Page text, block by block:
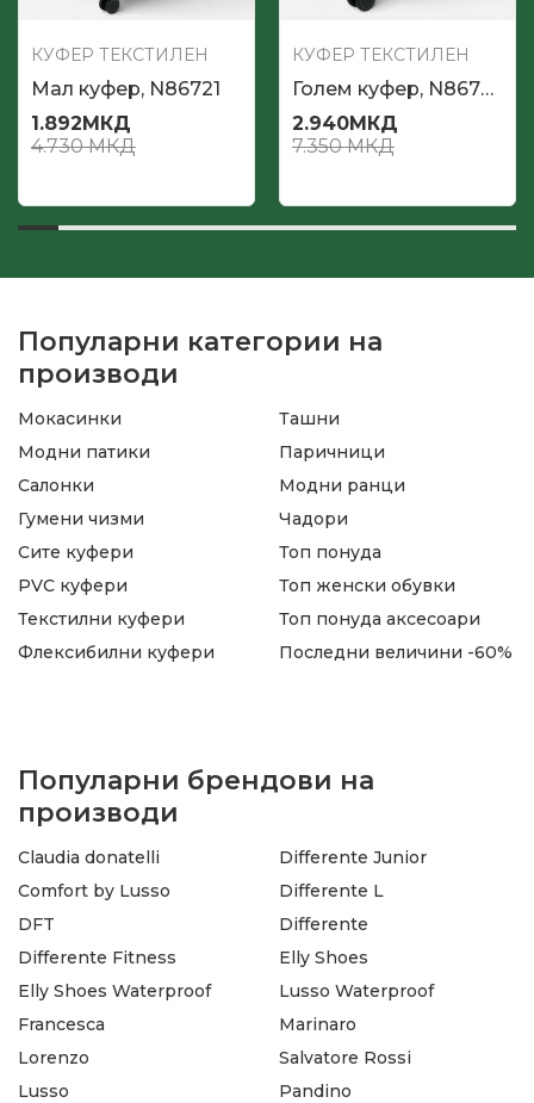
КУФЕР ТЕКСТИЛЕН
Мал куфер, N86721
1.892МКД
4.730МКД
КУФЕР ТЕКСТИЛЕН
Голем куфер, N86723
2.940МКД
7.350МКД
Популарни категории на
производи
Мокасинки
Модни патики
Салонки
Гумени чизми
Ташни
Паричници
Модни ранци
Чадори
Сите куфери
PVC куфери
Текстилни куфери
Флексибилни куфери
Топ понуда
Топ женски обувки
Топ понуда аксесоари
Последни величини -60%
Популарни брендови на
производи
Claudia donatelli
Comfort by Lusso
DFT
Differente Fitness
Differente Junior
Differente L
Differente
Elly Shoes
Elly Shoes Waterproof
Francesca
Lorenzo
Lusso
Lusso Waterproof
Marinaro
Salvatore Rossi
Pandino